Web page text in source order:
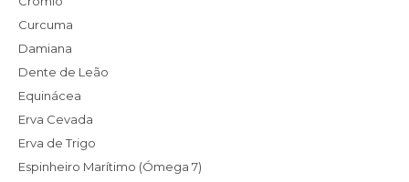
Curcuma
Damiana
Dente de Leão
Equinácea
Erva Cevada
Erva de Trigo
Espinheiro Marítimo (Ómega 7)